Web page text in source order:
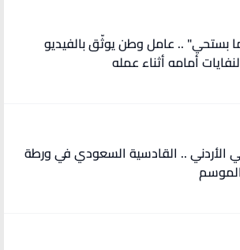
"إللي رماها ما بستحي" .. عامل وطن يوثّق بالفيديو
أمامه أثناء عمله
بسبب الفيصلي الأردني .. القادسية السعودي في ورطة